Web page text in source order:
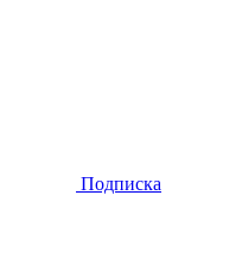
Подписка